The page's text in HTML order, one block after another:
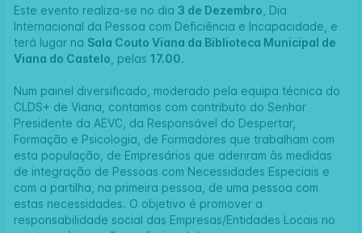
Este evento realiza-se no dia 3 de Dezembro , Dia
Internacional da Pessoa com Deficiência e Incapacidade, e
terá lugar na Sala Couto Viana da Biblioteca Municipal de
Viana do Castelo , pelas 17.00.
Num painel diversificado, moderado pela equipa técnica do
CLDS+ de Viana, contamos com contributo do Senhor
Presidente da AEVC, da Responsável do Despertar,
Formação e Psicologia, de Formadores que trabalham com
esta população, de Empresários que aderiram às medidas
de integração de Pessoas com Necessidades Especiais e
com a partilha, na primeira pessoa, de uma pessoa com
estas necessidades. O objetivo é promover a
responsabilidade social das Empresas/Entidades Locais no